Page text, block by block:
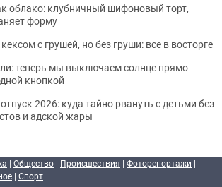
облако: клубничный шифоновый торт,
форму
с грушей, но без груши: все в восторге
теперь мы выключаем солнце прямо
кнопкой
2026: куда тайно рвануть с детьми без
и адской жары
| Общество | Происшествия | Фоторепортажи |
| Спорт